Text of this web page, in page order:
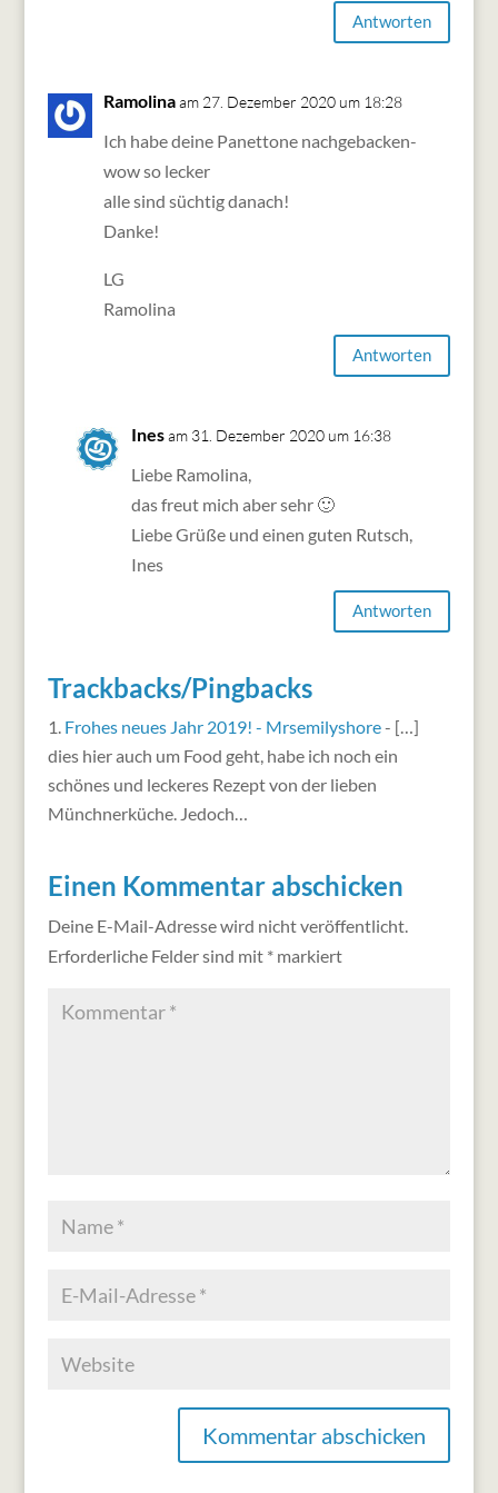
Antworten
Ramolina am 27. Dezember 2020 um 18:28
Ich habe deine Panettone nachgebacken-
wow so lecker
alle sind süchtig danach!
Danke!
LG
Ramolina
Antworten
Ines am 31. Dezember 2020 um 16:38
Liebe Ramolina,
das freut mich aber sehr 🙂
Liebe Grüße und einen guten Rutsch,
Ines
Antworten
Trackbacks/Pingbacks
Frohes neues Jahr 2019! - Mrsemilyshore- […]
dies hier auch um Food geht, habe ich noch ein
schönes und leckeres Rezept von der lieben
Münchnerküche. Jedoch…
Einen Kommentar abschicken
Deine E-Mail-Adresse wird nicht veröffentlicht.
Erforderliche Felder sind mit *markiert
Kommentar abschicken